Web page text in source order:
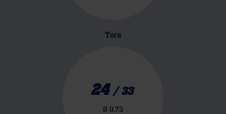
Tore
24 /33
Ø 0,73